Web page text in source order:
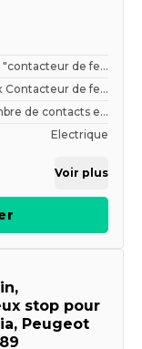
"contacteur de fe...
Contacteur de fe...
de contacts e...
Electrique
Voir plus
stop pour
Peugeot